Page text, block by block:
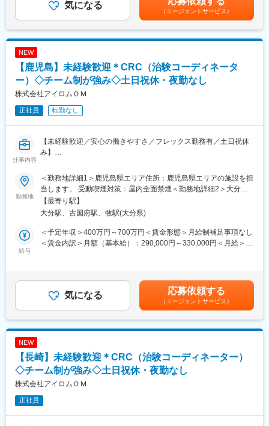
導入研修が80時間あり、手厚いフォロー体制があります。
CRC社内認定制度を採用し、継続研修を充実させることで常に新
す。
CRCとして幅広い経験を積むことや、スペシャリストとして特定
の疾患領域の専門的な経験を積んでいくことも可能です。
また、グループの垣根を超えCRCからSMAやCRAへのキャリアチ
方もいらっしゃいます。
※担当する医療機関に常駐しての業務となります。
（2）スケジュール管理力：
治験には決まった検査や診察の予定があるため、患者さんが無理
なく通えるように予定を調整する力が身につきます。
（3）医療の知識：
薬の種類や副作用、検査の内容など、医療に関する知識が自然と
（4）パソコンや書類の整理力：
検査の結果を記録したり、書類をまとめたりする仕事もありま
（5）チームで働く力：
治験は医師、看護師、薬剤師など、いろんな職種の人と協力して
進めるので、チームワークの大切さを学べます。
【同社で働くメリット】
■安心の働きやすさ：
フレックスタイム制も取り入れ、柔軟に働き方をアレンジ可能。
導入研修が80時間あり、手厚いフォロー体制があります。
CRC社内認定制度を採用し、継続研修を充実させることで常に新
す。
CRCとして幅広い経験を積むことや、スペシャリストとして特定
の疾患領域の専門的な経験を積んでいくことも可能です。
また、グループの垣根を超えCRCからSMAやCRAへのキャリアチ
方もいらっしゃいます。
気になる
（エージェントサービス）
NEW
【鹿児島】未経験歓迎＊CRC（治験コーディネータ
ー）◇チーム制が強み◇土日祝休・夜勤なし
株式会社アイロムＯＭ
正社員 転勤なし
仕事内容
【未経験歓迎／安心の働きやすさ／フレックス勤務有／土日祝休
み】
■業務詳細／治験コーディネーター（CRCって何？）
新しい薬や治療法が安全で効果的かどうかを確かめるための臨床
試験（治験）をサポートする仕事です。
＜具体的に＞
患者さんが治験に参加する手続きを助けたり、治験中のデータを
収集・管理をします。
また、患者さんや医師とのコミュニケーションを取り、試験がス
に貢献できるやりがいのある仕事です。
※担当する医療機関に常駐しての業務となります。
（2）スケジュール管理力：
治験には決まった検査や診察の予定があるため、患者さんが無理
なく通えるように予定を調整する力が身につきます。
（3）医療の知識：
勤務地
＜勤務地詳細1＞鹿児島県エリア住所：鹿児島県エリアの施設を担
当します。 受動喫煙対策：屋内全面禁煙＜勤務地詳細2＞大分オ
フィス住所：大分県大分市府内町1-3-25 ブルーステートビル201
受動喫煙対策：屋内全面禁煙変更の範囲：会社の定める事業所
【最寄り駅】
大分駅、古国府駅、牧駅(大分県)
給与
＜予定年収＞400万円～700万円＜賃金形態＞月給制補足事項なし
＜賃金内訳＞月額（基本給）：290,000円～330,000円＜月給＞
る可能性があります。月給(月額)は固定手当を含めた表記です。
気になる 応募依頼する
（エージェントサービス）
NEW
【長崎】未経験歓迎＊CRC（治験コーディネーター）
◇チーム制が強み◇土日祝休・夜勤なし
株式会社アイロムＯＭ
正社員